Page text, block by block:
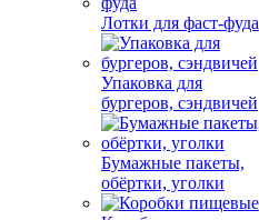
Лотки для фаст-фуда
Упаковка для
бургеров, сэндвичей
Бумажные пакеты,
обёртки, уголки